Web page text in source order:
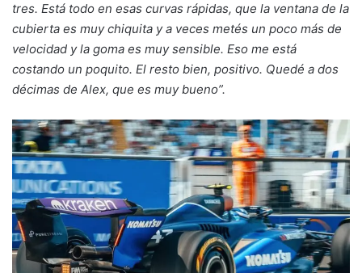
tres. Está todo en esas curvas rápidas, que la ventana de la
cubierta es muy chiquita y a veces metés un poco más de
velocidad y la goma es muy sensible. Eso me está
costando un poquito. El resto bien, positivo. Quedé a dos
décimas de Alex, que es muy bueno”.